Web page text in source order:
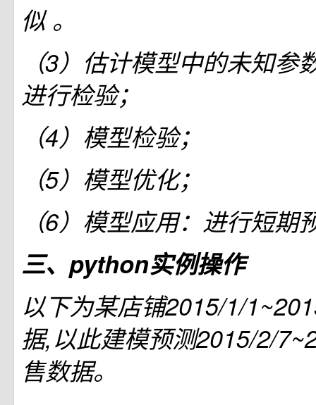
似 。
（3）估计模型中的未知参
进行检验；
（4）模型检验；
（5）模型优化；
（6）模型应用：进行短期
三、python实例操作
以下为某店铺2015/1/
据,以此建模预测2015/2/
售数据。